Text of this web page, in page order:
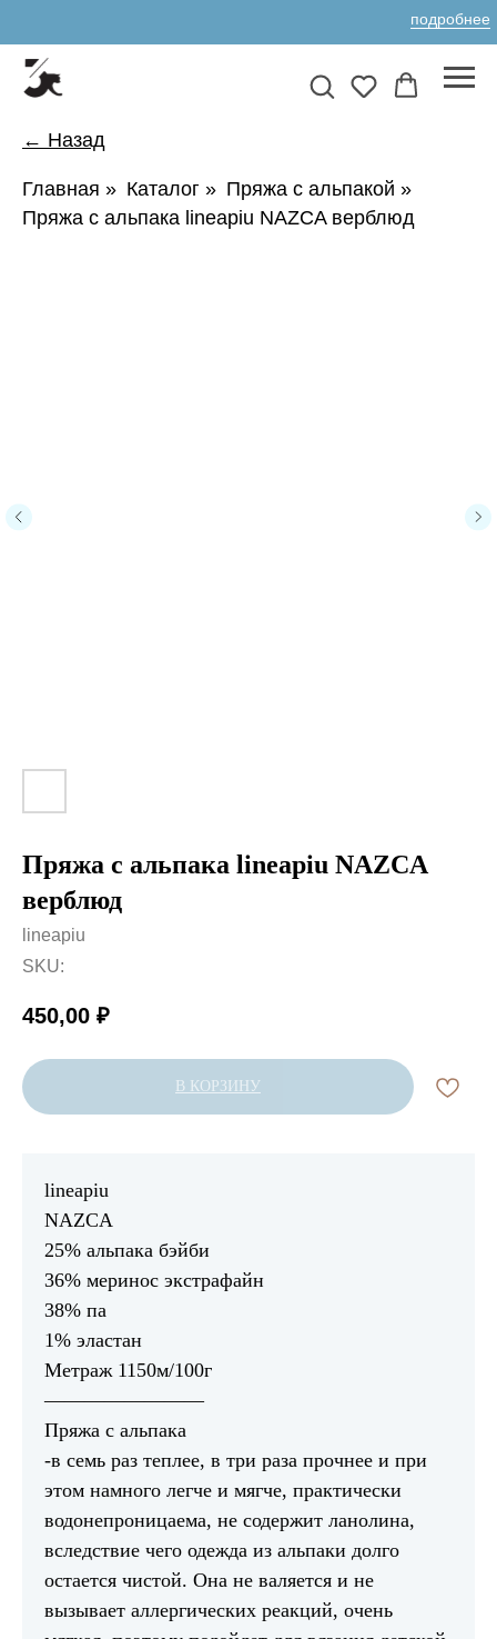
подробнее
← Назад
Главная » Каталог » Пряжа с альпакой »
Пряжа с альпака lineapiu NAZCA верблюд
Пряжа с альпака lineapiu NAZCA
верблюд
lineapiu
SKU:
450,00 ₽
В КОРЗИНУ
lineapiu
NAZCA
25% альпака бэйби
36% меринос экстрафайн
38% па
1% эластан
Метраж 1150м/100г
————————
Пряжа с альпака
-в семь раз теплее, в три раза прочнее и при
этом намного легче и мягче, практически
водонепроницаема, не содержит ланолина,
вследствие чего одежда из альпаки долго
остается чистой. Она не валяется и не
вызывает аллергических реакций, очень